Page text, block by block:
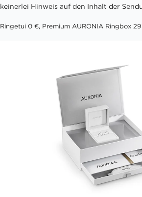
keinerlei Hinweis auf den Inhalt der
Ringetui 0 €, Premium AURONIA Ringbox